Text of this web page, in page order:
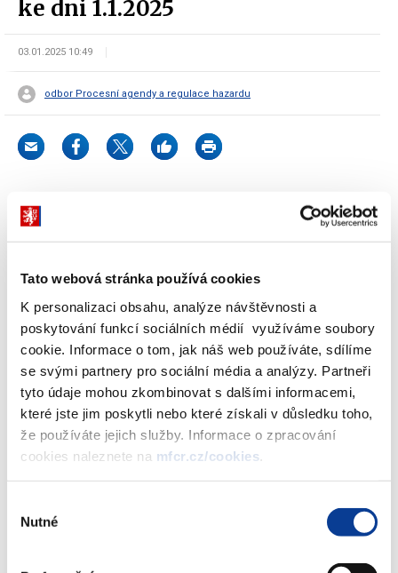
Tato webová stránka používá cookies
K personalizaci obsahu, analýze návštěvnosti a
poskytování funkcí sociálních médií využíváme soubory
cookie. Informace o tom, jak náš web používáte, sdílíme
se svými partnery pro sociální média a analýzy. Partneři
tyto údaje mohou zkombinovat s dalšími informacemi,
které jste jim poskytli nebo které získali v důsledku toho,
že používáte jejich služby. Informace o zpracování
cookies naleznete na mfcr.cz/cookies
souhlasu
Nutné
ke dni 1.1.2025
03.01.2025 10:49
odbor Procesní agendy a regulace hazardu
Dokumenty ke stažení
Seznam legálních provozovatelů
hazardních her dle ZHH - platný ke dni
1.1.2025
(21 kB)
Stáhnout vybrané (